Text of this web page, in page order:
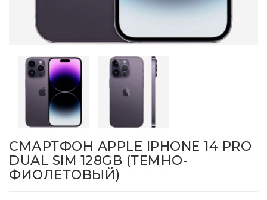
СМАРТФОН APPLE IPHONE 14 PRO
DUAL SIM 128GB (ТЕМНО-
ФИОЛЕТОВЫЙ)